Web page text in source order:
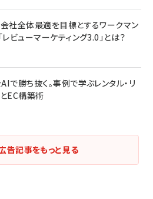
会社全体最適を目標とするワークマン
ビューマーケティング3.0」とは？
で勝ち抜く。事例で学ぶレンタル・リ
EC構築術
告記事をもっと見る